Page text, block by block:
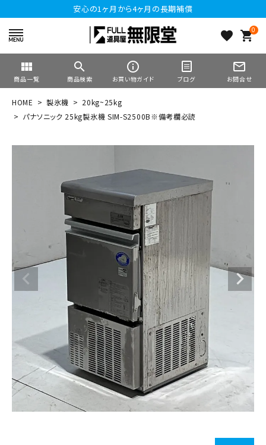
安心の1ヶ月から4ヶ月の長期補償
favorite 0
shopping_cart
view_module
商品一覧
search
商品検索
info_outline
お買い物ガイド ブログ
mail_outline
お問合せ
HOME 製氷機
20kg~25kg
パナソニック 25kg製氷機 SIM-S2500B※備考欄必読